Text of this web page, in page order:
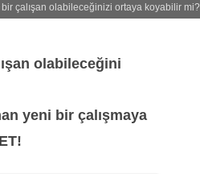
çalışan olabileceğinizi ortaya koyabilir mi?
olabileceğini
yeni bir çalışmaya